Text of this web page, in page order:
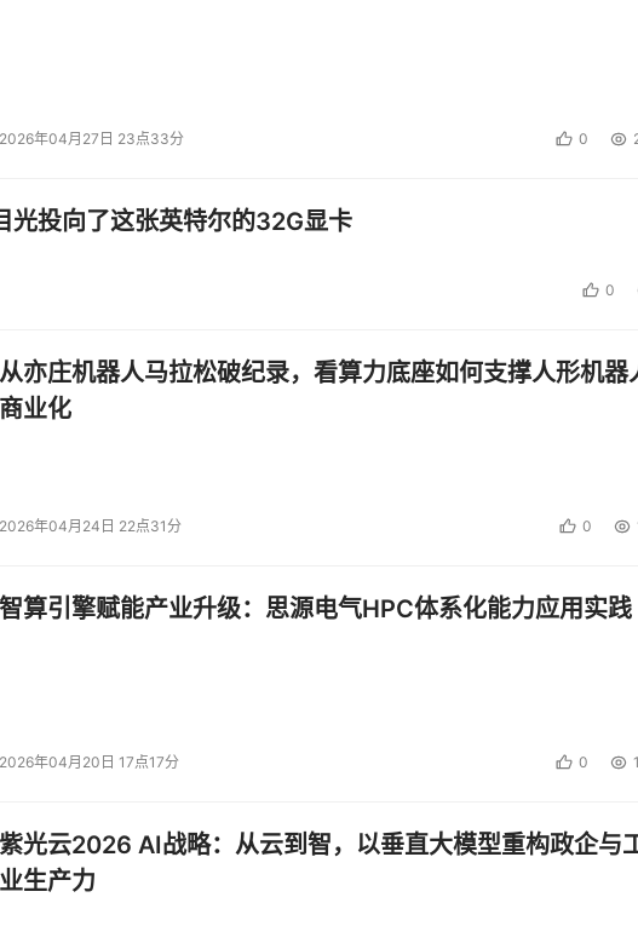
2026年04月27日 23点33分 0
光投向了这张英特尔的32G显卡
0
从亦庄机器人马拉松破纪录，看算力底座如何支撑人形机器
商业化
2026年04月24日 22点31分 0
智算引擎赋能产业升级：思源电气HPC体系化能力应用实践
2026年04月20日 17点17分 0
紫光云2026 AI战略：从云到智，以垂直大模型重构政企与
业生产力